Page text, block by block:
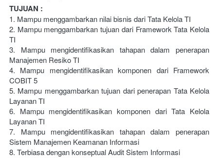
TUJUAN :
1. Mampu menggambarkan nilai bisnis dari Tata Kelola TI
2. Mampu menggambarkan tujuan dari Framework Tata Kelola
TI
3. Mampu mengidentifikasikan tahapan dalam penerapan
Manajemen Resiko TI
4. Mampu mengidentifikasikan komponen dari Framework
COBIT 5
5. Mampu menggambarkan tujuan dari penerapan Tata Kelola
Layanan TI
6. Mampu mengidentifikasikan komponen dari Tata Kelola
Layanan TI
7. Mampu mengidentifikasikan tahapan dalam penerapan
Sistem Manajemen Keamanan Informasi
8. Terbiasa dengan konseptual Audit Sistem Informasi